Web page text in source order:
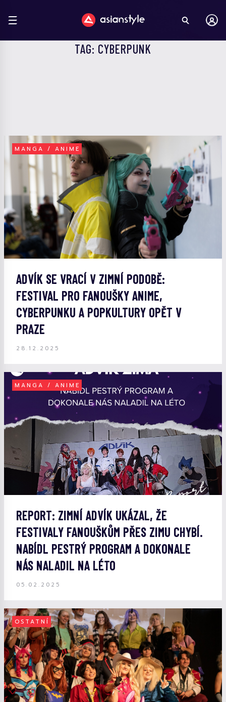
TAG: CYBERPUNK
MANGA / ANIME
ADVÍK SE VRACÍ V ZIMNÍ PODOBĚ:
FESTIVAL PRO FANOUŠKY ANIME,
CYBERPUNKU A POPKULTURY OPĚT V
PRAZE
28.12.2025
MANGA / ANIME
REPORT: ZIMNÍ ADVÍK UKÁZAL, ŽE
FESTIVALY FANOUŠKŮM PŘES ZIMU CHYBÍ.
NABÍDL PESTRÝ PROGRAM A DOKONALE
NÁS NALADIL NA LÉTO
05.02.2025
OSTATNÍ